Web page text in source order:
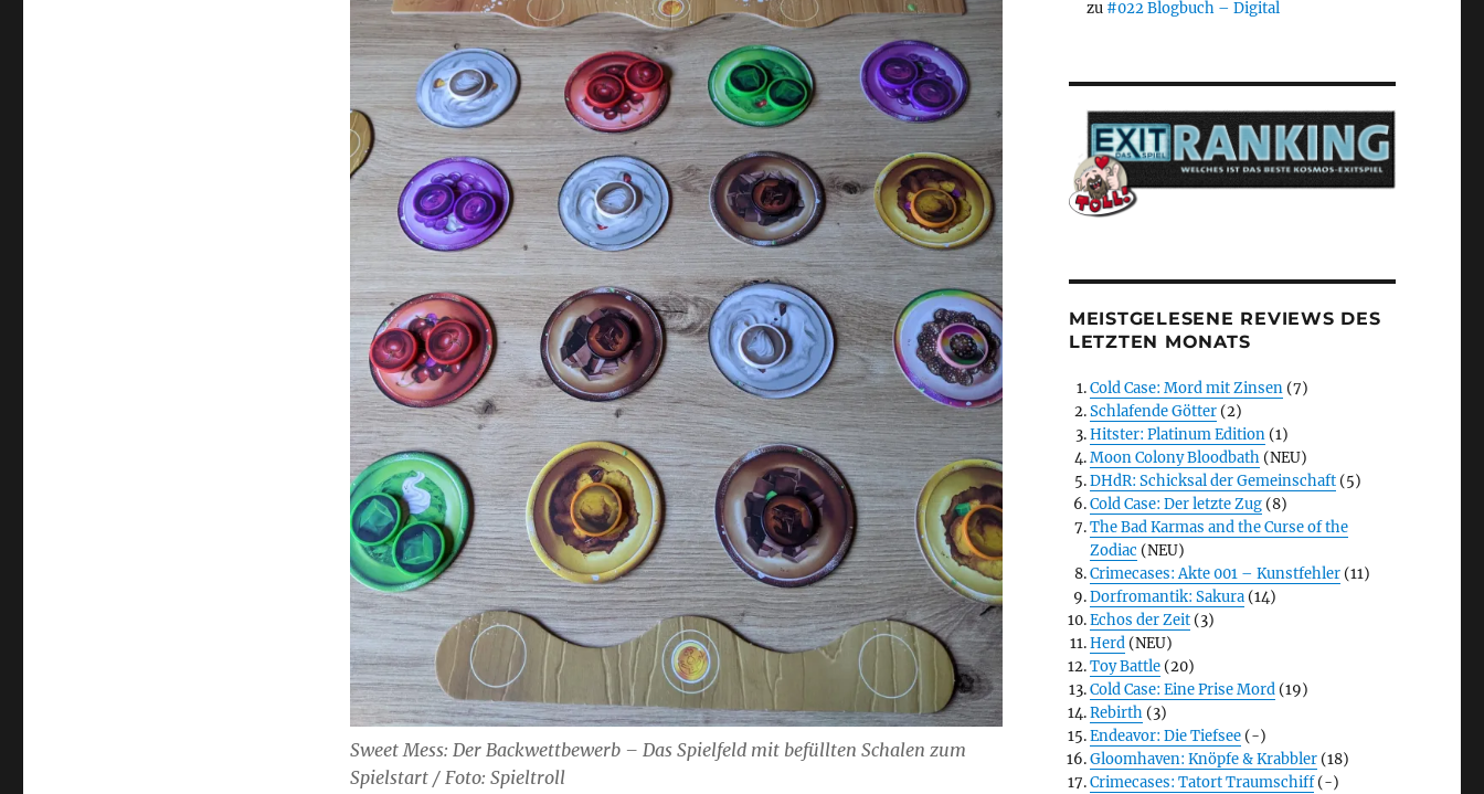
Sweet Mess: Der Backwettbewerb – Das Spielfeld mit befüllten Schalen zum
Spielstart / Foto: Spieltroll
zu #022 Blogbuch – Digital
MEISTGELESENE REVIEWS DES
LETZTEN MONATS
Cold Case: Mord mit Zinsen (7)
Schlafende Götter (2)
Hitster: Platinum Edition (1)
Moon Colony Bloodbath (NEU)
DHdR: Schicksal der Gemeinschaft (5)
Cold Case: Der letzte Zug (8)
The Bad Karmas and the Curse of the
Zodiac (NEU)
Crimecases: Akte 001 – Kunstfehler (11)
Dorfromantik: Sakura (14)
Echos der Zeit (3)
Herd (NEU)
Toy Battle (20)
Cold Case: Eine Prise Mord (19)
Rebirth (3)
Endeavor: Die Tiefsee (-)
Gloomhaven: Knöpfe & Krabbler (18)
Crimecases: Tatort Traumschiff(-)